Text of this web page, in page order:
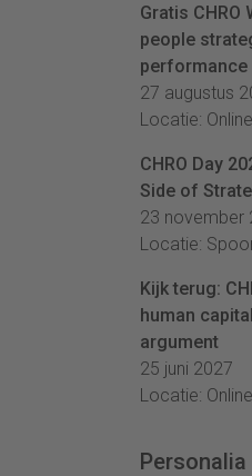
Gratis CHRO
people
performance
27 augustus
Locatie: Online
CHRO Day
Side of
23 november
Locatie:
Kijk terug:
human
argument
25 juni 2027
Locatie: Online
Personalia